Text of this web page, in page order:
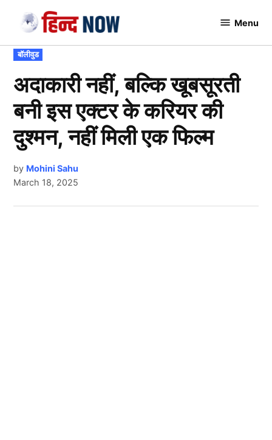
content
Menu
POSTED
IN
बॉलीवुड
अदाकारी नहीं, बल्कि खूबसूरती
बनी इस एक्टर के करियर की
दुश्मन, नहीं मिली एक फिल्म
by Mohini Sahu
March 18, 2025